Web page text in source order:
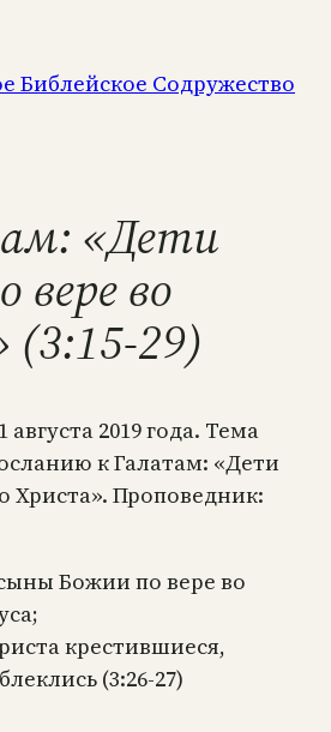
Библейское Содружество
«Дети
вере во
(3:15-29)
2019 года. Тема
к Галатам: «Дети
Христа». Проповедник:
Божии по вере во
крестившиеся,
(3:26-27)